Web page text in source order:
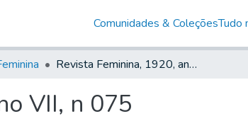
Comunidades & ColeçõesTudo
Revista Feminina, 1920, ano VII, n 075
VII, n 075